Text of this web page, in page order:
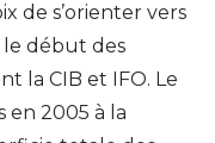
de s’orienter vers
le début des
la CIB et IFO. Le
en 2005 à la